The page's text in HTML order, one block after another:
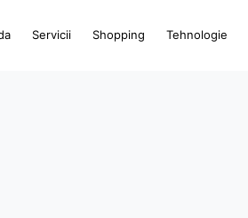
Servicii Shopping Tehnologie